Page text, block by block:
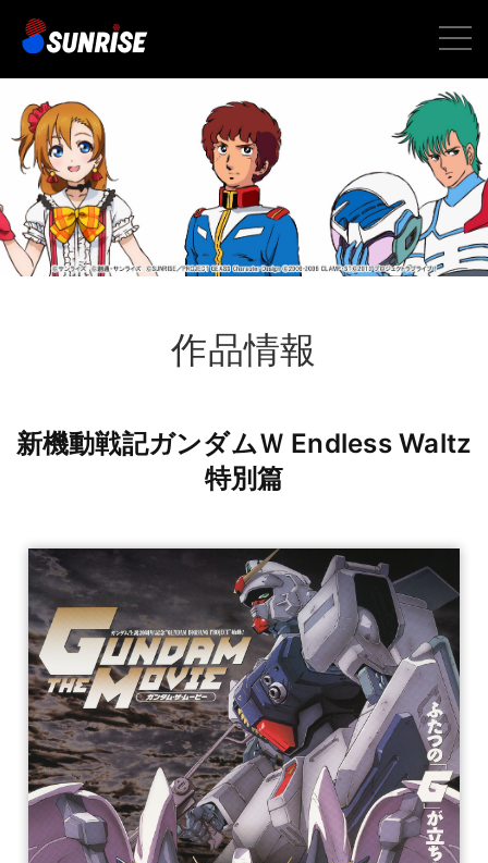
toggle
作品情報
新機動戦記ガンダムＷ Endless Waltz
特別篇